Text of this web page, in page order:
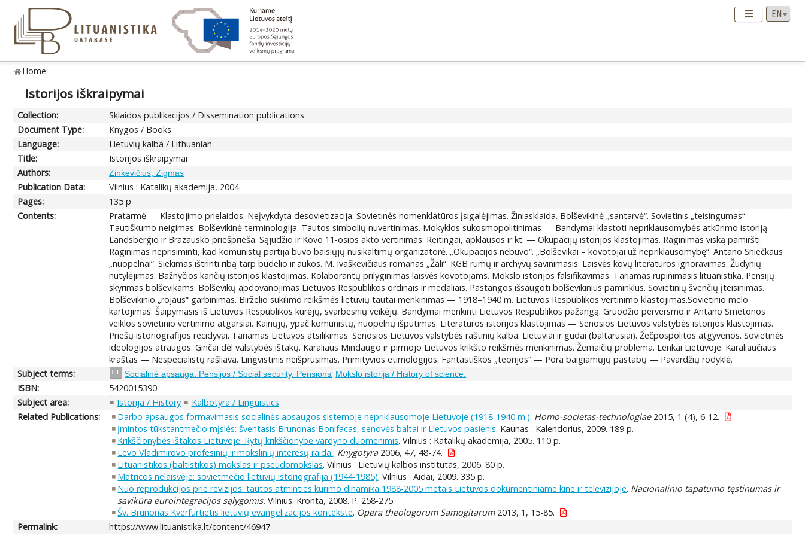
Home
Istorijos iškraipymai
Collection:
Sklaidos publikacijos / Dissemination publications
Document Type:
Knygos / Books
Language:
Lietuvių kalba / Lithuanian
Title:
Istorijos iškraipymai
Authors:
Zinkevičius, Zigmas
Publication Data:
Vilnius : Katalikų akademija, 2004.
Pages:
135 p
Contents:
Pratarmė — Klastojimo prielaidos. Neįvykdyta desovietizacija. Sovietinės nomenklatūros įsigalėjimas. Žiniasklaida. Bolševikinė „santarvė“. Sovietinis „teisingumas“.
Tautiškumo neigimas. Bolševikinė terminologija. Tautos simbolių nuvertinimas. Mokyklos sukosmopolitinimas — Bandymai klastoti nepriklausomybės atkūrimo istoriją.
Landsbergio ir Brazausko priešprieša. Sąjūdžio ir Kovo 11-osios akto vertinimas. Reitingai, apklausos ir kt. — Okupacijų istorijos klastojimas. Raginimas viską pamiršti.
Raginimas neprisiminti, kad komunistų partija buvo baisiųjų nusikaltimų organizatorė. „Okupacijos nebuvo“. „Bolševikai – kovotojai už nepriklausomybę“. Antano Sniečkaus
„nuopelnai“. Siekimas ištrinti ribą tarp budelio ir aukos. M. Ivaškevičiaus romanas „Žali“. KGB rūmų ir archyvų savinimasis. Laisvės kovų literatūros ignoravimas. Žudynių
nutylėjimas. Bažnyčios kančių istorijos klastojimas. Kolaborantų prilyginimas laisvės kovotojams. Mokslo istorijos falsifikavimas. Tariamas rūpinimasis lituanistika. Pensijų
skyrimas bolševikams. Bolševikų apdovanojimas Lietuvos Respublikos ordinais ir medaliais. Pastangos išsaugoti bolševikinius paminklus. Sovietinių švenčių įteisinimas.
Bolševikinio „rojaus“ garbinimas. Birželio sukilimo reikšmės lietuvių tautai menkinimas — 1918–1940 m. Lietuvos Respublikos vertinimo klastojimas.Sovietinio melo
kartojimas. Šaipymasis iš Lietuvos Respublikos kūrėjų, svarbesnių veikėjų. Bandymai menkinti Lietuvos Respublikos pažangą. Gruodžio perversmo ir Antano Smetonos
veiklos sovietinio vertinimo atgarsiai. Kairiųjų, ypač komunistų, nuopelnų išpūtimas. Literatūros istorijos klastojimas — Senosios Lietuvos valstybės istorijos klastojimas.
Priešų istoriografijos recidyvai. Tariamas Lietuvos atsilikimas. Senosios Lietuvos valstybės raštinių kalba. Lietuviai ir gudai (baltarusiai). Žečpospolitos atgyvenos. Sovietinės
ideologijos atraugos. Ginčai dėl valstybės ištakų. Karaliaus Mindaugo ir pirmojo Lietuvos krikšto reikšmės menkinimas. Žemaičių problema. Lenkai Lietuvoje. Karaliaučiaus
kraštas — Nespecialistų rašliava. Lingvistinis neišprusimas. Primityvios etimologijos. Fantastiškos „teorijos“ — Pora baigiamųjų pastabų — Pavardžių rodyklė.
Subject terms:
LT Socialinė apsauga. Pensijos / Social security. Pensions; Mokslo istorija / History of science.
ISBN:
5420015390
Subject area:
Istorija / History
Kalbotyra / Linguistics
Related Publications:
Darbo apsaugos formavimasis socialinės apsaugos sistemoje nepriklausomoje Lietuvoje (1918-1940 m.). Homo-societas-technologiae2015, 1 (4), 6-12.
Įmintos tūkstantmečio mįslės: šventasis Brunonas Bonifacas, senovės baltai ir Lietuvos pasienis. Kaunas : Kalendorius, 2009. 189 p.
Krikščionybės ištakos Lietuvoje: Rytų krikščionybė vardyno duomenimis. Vilnius : Katalikų akademija, 2005. 110 p.
Levo Vladimirovo profesinių ir mokslinių interesų raida.. Knygotyra2006, 47, 48-74.
Lituanistikos (baltistikos) mokslas ir pseudomokslas. Vilnius : Lietuvių kalbos institutas, 2006. 80 p.
Matricos nelaisvėje: sovietmečio lietuvių istoriografija (1944-1985). Vilnius : Aidai, 2009. 335 p.
Nuo reprodukcijos prie revizijos: tautos atminties kūrimo dinamika 1988-2005 metais Lietuvos dokumentiniame kine ir televizijoje. Nacionalinio tapatumo tęstinumas ir
savikūra eurointegracijos sąlygomis. Vilnius: Kronta, 2008. P. 258-275.
Šv. Brunonas Kverfurtietis lietuvių evangelizacijos kontekste. Opera theologorum Samogitarum2013, 1, 15-85.
Permalink:
https://www.lituanistika.lt/content/46947